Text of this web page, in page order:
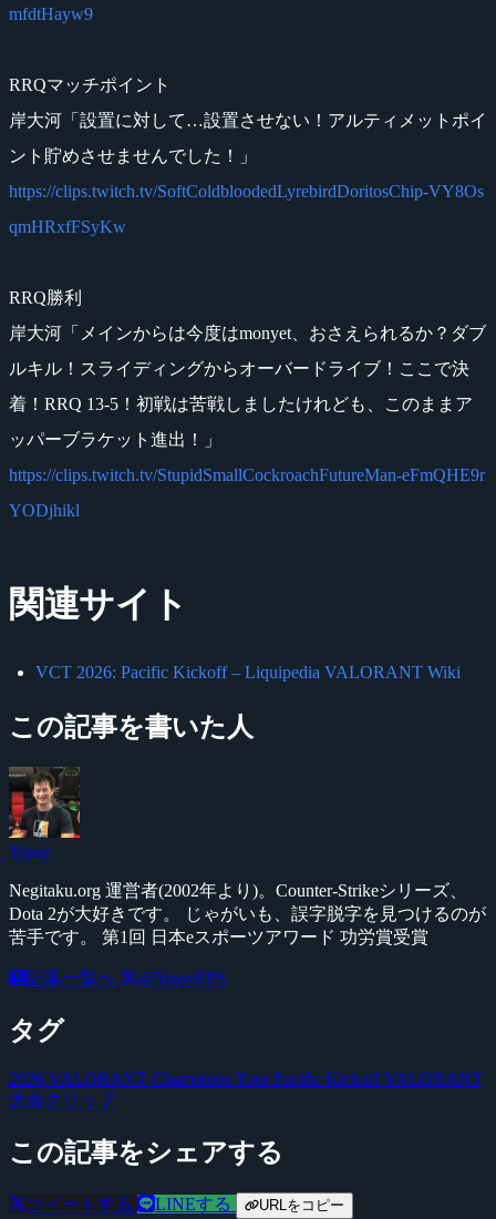
mfdtHayw9
RRQマッチポイント
岸大河「設置に対して…設置させない！アルティメットポイ
ント貯めさせませんでした！」
https://clips.twitch.tv/SoftColdbloodedLyrebirdDoritosChip-VY8Os
qmHRxfFSyKw
RRQ勝利
岸大河「メインからは今度はmonyet、おさえられるか？ダブ
ルキル！スライディングからオーバードライブ！ここで決
着！RRQ 13-5！初戦は苦戦しましたけれども、このままア
ッパーブラケット進出！」
https://clips.twitch.tv/StupidSmallCockroachFutureMan-eFmQHE9r
YODjhikl
関連サイト
VCT 2026: Pacific Kickoff – Liquipedia VALORANT Wiki
この記事を書いた人
Yossy
Negitaku.org 運営者(2002年より)。Counter-Strikeシリーズ、
Dota 2が大好きです。 じゃがいも、誤字脱字を見つけるのが
苦手です。 第1回 日本eスポーツアワード 功労賞受賞
記事一覧へ @YossyFPS
タグ
2026 VALORANT Champions Tour Pacific KickoffVALORANT
大会クリップ
この記事をシェアする
ツイートする LINEする URLをコピー